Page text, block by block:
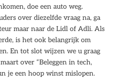
doe een auto weg.
over diezelfde vraag na, ga
maar naar de Lidl of Adli. Als
is het ook belangrijk om
En tot slot wijzen we u graag
over “Beleggen in tech,
je een hoop winst mislopen.